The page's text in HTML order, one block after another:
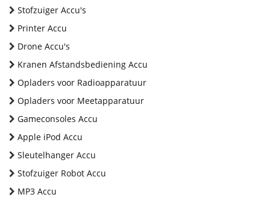
Stofzuiger Accu's
Printer Accu
Drone Accu's
Kranen Afstandsbediening Accu
Opladers voor Radioapparatuur
Opladers voor Meetapparatuur
Gameconsoles Accu
Apple iPod Accu
Sleutelhanger Accu
Stofzuiger Robot Accu
MP3 Accu